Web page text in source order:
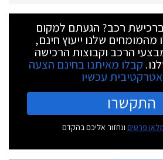
ברכישת רכב? הגעתם למקום
מהמומחים שלנו ייעוץ חינם,
הרכב וקבוצות הרכישה
קבלו מאיתנו בחינם הצעה
אטרקטיבית עכשיו
התקשרו
פרטים ונחזור אליכם בהקדם